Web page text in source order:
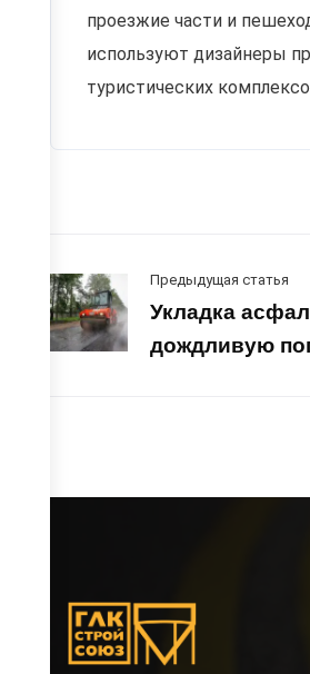
проезжие части и
используют дизайнеры
туристических
Предыдущая статья
Укладка
дождливую